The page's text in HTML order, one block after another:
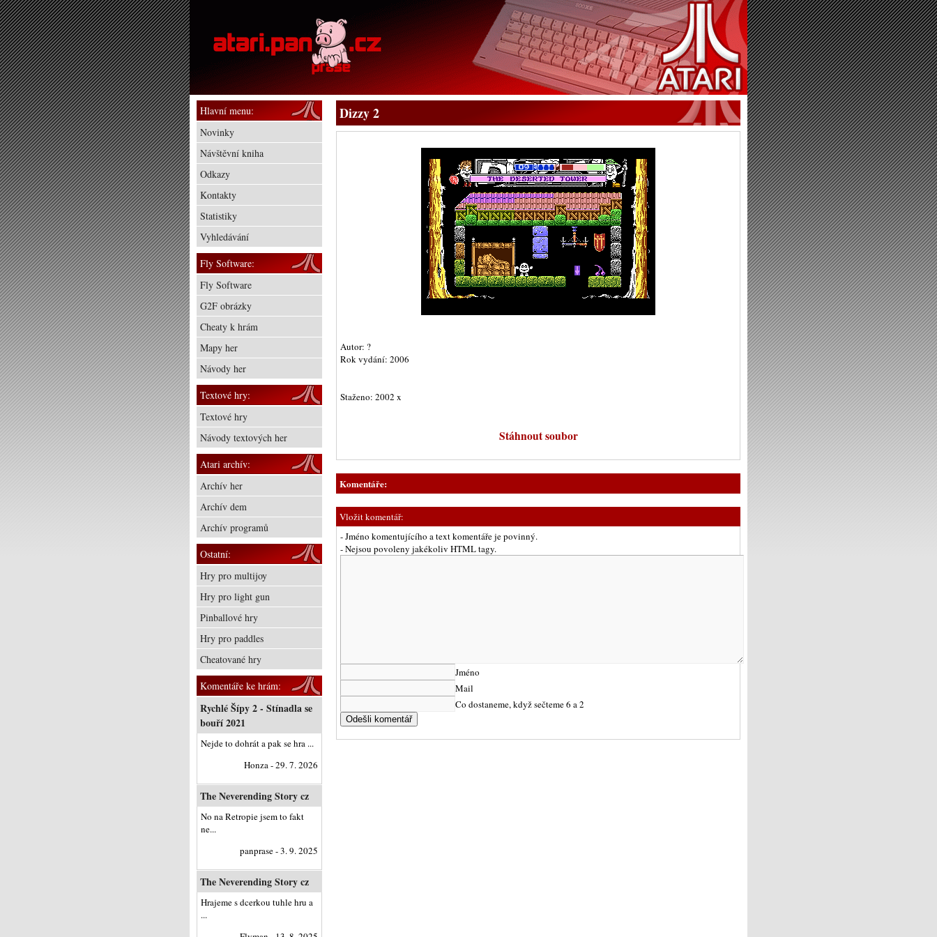
Dizzy 2
Autor: ?
Rok vydání: 2006
Staženo: 2002 x
Stáhnout soubor
Komentáře:
Vložit komentář:
- Jméno komentujícího a text komentáře je povinný.
- Nejsou povoleny jakékoliv HTML tagy.
Jméno
Mail
Co dostaneme, když sečteme 6 a 2
Hlavní menu:
Novinky
Návštěvní kniha
Odkazy
Kontakty
Statistiky
Vyhledávání
Fly Software:
Fly Software
G2F obrázky
Cheaty k hrám
Mapy her
Návody her
Textové hry:
Textové hry
Návody textových her
Atari archív:
Archív her
Archív dem
Archív programů
Ostatní:
Hry pro multijoy
Hry pro light gun
Pinballové hry
Hry pro paddles
Cheatované hry
Komentáře ke hrám:
Rychlé Šípy 2 - Stínadla se
bouří 2021
Nejde to dohrát a pak se hra ...
Honza - 29. 7. 2026
The Neverending Story cz
No na Retropie jsem to fakt
ne...
panprase - 3. 9. 2025
The Neverending Story cz
Hrajeme s dcerkou tuhle hru a
...